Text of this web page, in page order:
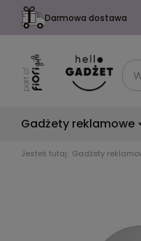
Darmowa dostawa
Gadżety reklamowe
Jesteś tutaj: Gadżety